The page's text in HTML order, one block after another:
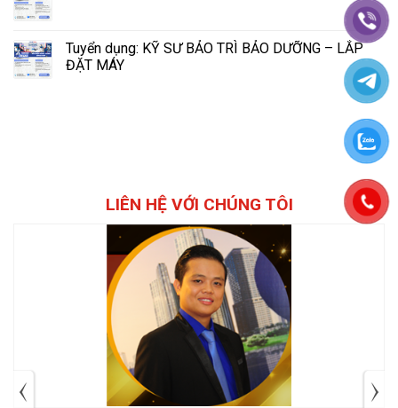
Tuyển dụng: KỸ SƯ BẢO TRÌ BẢO DƯỠNG – LẮP
ĐẶT MÁY
LIÊN HỆ VỚI CHÚNG TÔI